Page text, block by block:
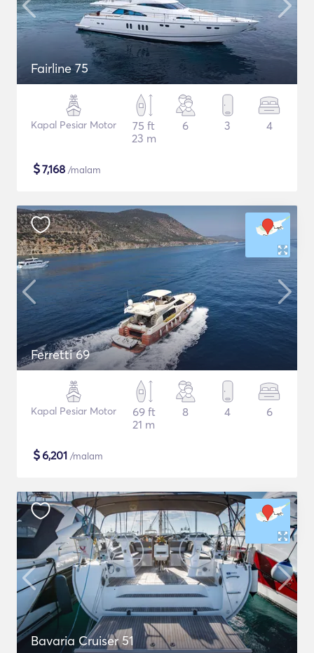
Fairline 75
Kapal Pesiar Motor
75 ft
23 m
6 3 4
$7,168 /malam
Ferretti 69
Kapal Pesiar Motor
69 ft
21 m
8 4 6
$6,201 /malam
Bavaria Cruiser 51